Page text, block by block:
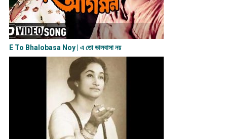
E To Bhalobasa Noy | এ তো ভালবাসা ন​য়